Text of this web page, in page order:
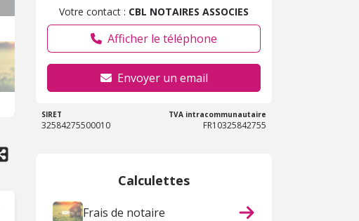
Votre contact : CBL NOTAIRES ASSOCIES
Afficher le téléphone
Envoyer un email
SIRET
32584275500010
TVA intracommunautaire
FR10325842755
Calculettes
Frais de notaire